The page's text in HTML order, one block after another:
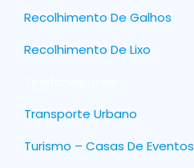
Recolhimento De Galhos
Recolhimento De Lixo
Transporte Urbano
Turismo – Casas De Eventos